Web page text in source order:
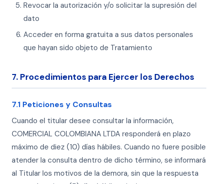
Revocar la autorización y/o solicitar la supresión del
dato
Acceder en forma gratuita a sus datos personales
que hayan sido objeto de Tratamiento
7. Procedimientos para Ejercer los Derechos
7.1 Peticiones y Consultas
Cuando el titular desee consultar la información,
COMERCIAL COLOMBIANA LTDA responderá en plazo
máximo de diez (10) días hábiles. Cuando no fuere posible
atender la consulta dentro de dicho término, se informará
al Titular los motivos de la demora, sin que la respuesta